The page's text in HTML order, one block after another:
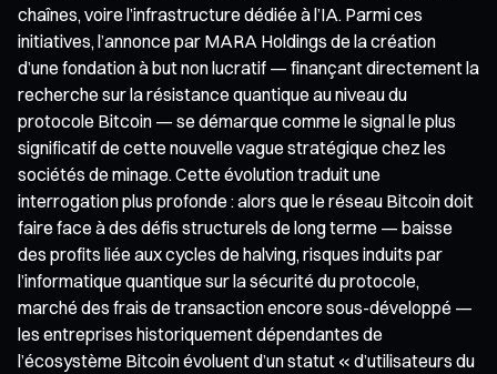
chaînes, voire l’infrastructure dédiée à l’IA. Parmi ces
initiatives, l’annonce par MARA Holdings de la création
d’une fondation à but non lucratif — finançant directement la
recherche sur la résistance quantique au niveau du
protocole Bitcoin — se démarque comme le signal le plus
significatif de cette nouvelle vague stratégique chez les
sociétés de minage. Cette évolution traduit une
interrogation plus profonde : alors que le réseau Bitcoin doit
faire face à des défis structurels de long terme — baisse
des profits liée aux cycles de halving, risques induits par
l’informatique quantique sur la sécurité du protocole,
marché des frais de transaction encore sous-développé —
les entreprises historiquement dépendantes de
l’écosystème Bitcoin évoluent d’un statut « d’utilisateurs du